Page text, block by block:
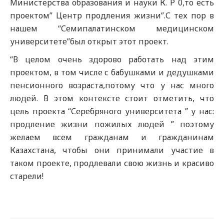
Министерства образования и науки К. Р 0,то есть
проектом” Центр продления жизни”.С тех пор в
нашем “Семипалатинском медицинском
университете”был открыт этот проект.
“В целом очень здорово работать над этим
проектом, в том числе с бабушками и дедушками
пенсионного возраста,потому что у нас много
людей. В этом контексте стоит отметить, что
цель проекта “Серебряного университета ” у нас:
продление жизни пожилых людей ” поэтому
желаем всем гражданам и гражданинам
Казахстана, чтобы они принимали участие в
таком проекте, продлевали свою жизнь и красиво
старели!